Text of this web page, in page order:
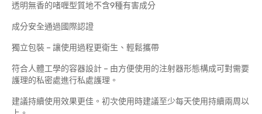
透明無香的啫喱型質地不含9種有害成分
成分安全通過國際認證
獨立包裝 – 讓使用過程更衛生、輕鬆攜帶
符合人體工學的容器設計 – 由方便使用的注射器形態構成可對需要
護理的私密處進行私處護理。
建議持續使用效果更佳。初次使用時建議至少每天使用持續兩周以